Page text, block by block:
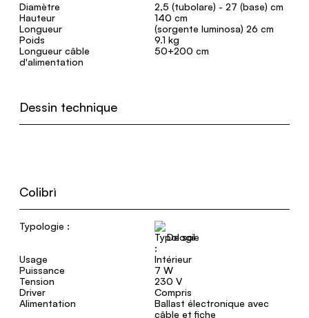
Diamètre
2,5 (tubolare) - 27 (base) cm
Hauteur
140 cm
Longueur
(sorgente luminosa) 26 cm
Poids
9.1 kg
Longueur câble
d'alimentation
50+200 cm
Dessin technique
Colibrì
Typologie :
De sol
Usage
Intérieur
Puissance
7 W
Tension
230 V
Driver
Compris
Alimentation
Ballast électronique avec
câble et fiche